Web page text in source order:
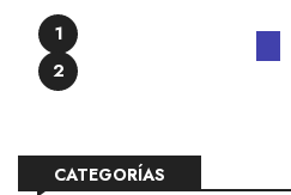
1
2
CATEGORÍAS